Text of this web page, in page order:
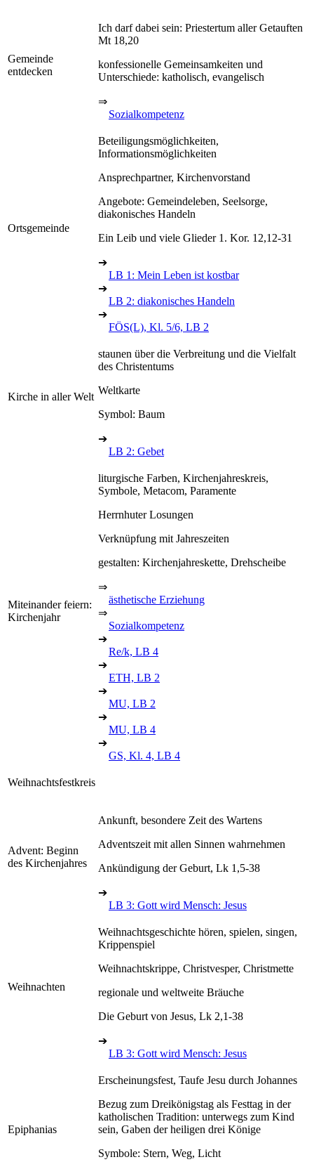
Gemeinde
entdecken
Ich darf dabei sein: Priestertum aller Getauften
Mt 18,20
konfessionelle Gemeinsamkeiten und
Unterschiede: katholisch, evangelisch
⇒
Sozialkompetenz
Ortsgemeinde
Beteiligungsmöglichkeiten,
Informationsmöglichkeiten
Ansprechpartner, Kirchenvorstand
Angebote: Gemeindeleben, Seelsorge,
diakonisches Handeln
Ein Leib und viele Glieder 1. Kor. 12,12-31
➔
LB 1: Mein Leben ist kostbar
➔
LB 2: diakonisches Handeln
➔
FÖS(L), Kl. 5/6, LB 2
Kirche in aller Welt
staunen über die Verbreitung und die Vielfalt
des Christentums
Weltkarte
Symbol: Baum
➔
LB 2: Gebet
Miteinander feiern:
Kirchenjahr
liturgische Farben, Kirchenjahreskreis,
Symbole, Metacom, Paramente
Herrnhuter Losungen
Verknüpfung mit Jahreszeiten
gestalten: Kirchenjahreskette, Drehscheibe
⇒
ästhetische Erziehung
⇒
Sozialkompetenz
➔
Re/k, LB 4
➔
ETH, LB 2
➔
MU, LB 2
➔
MU, LB 4
➔
GS, Kl. 4, LB 4
Weihnachtsfestkreis
Advent: Beginn
des Kirchenjahres
Ankunft, besondere Zeit des Wartens
Adventszeit mit allen Sinnen wahrnehmen
Ankündigung der Geburt, Lk 1,5-38
➔
LB 3: Gott wird Mensch: Jesus
Weihnachten
Weihnachtsgeschichte hören, spielen, singen,
Krippenspiel
Weihnachtskrippe, Christvesper, Christmette
regionale und weltweite Bräuche
Die Geburt von Jesus, Lk 2,1-38
➔
LB 3: Gott wird Mensch: Jesus
Epiphanias
Erscheinungsfest, Taufe Jesu durch Johannes
Bezug zum Dreikönigstag als Festtag in der
katholischen Tradition: unterwegs zum Kind
sein, Gaben der heiligen drei Könige
Symbole: Stern, Weg, Licht